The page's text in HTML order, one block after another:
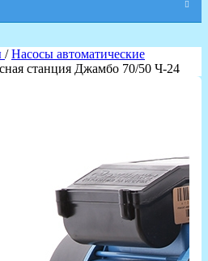
/Насосы автоматические
станция Джамбо 70/50 Ч-24